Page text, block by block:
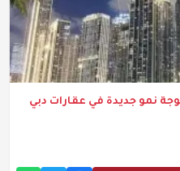
نمو جديدة في عقارات دبي